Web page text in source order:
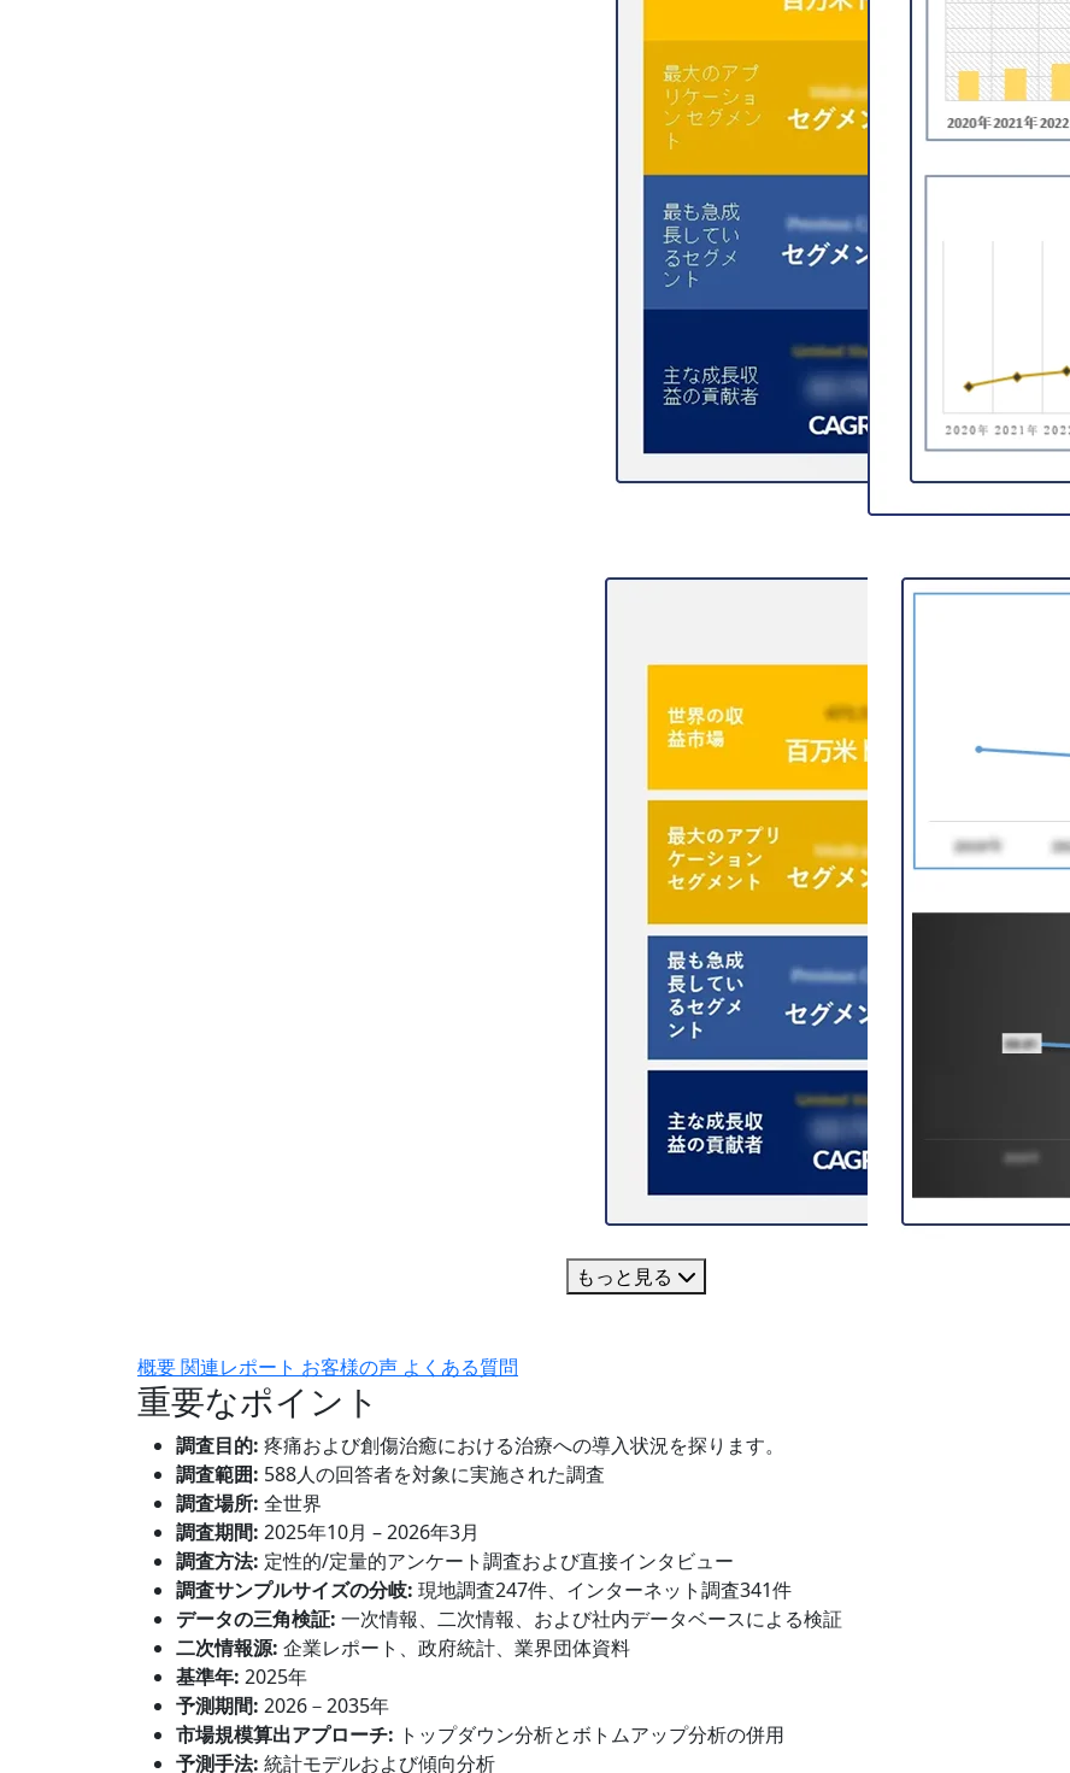
もっと見る
概要関連レポート お客様の声 よくある質問
重要なポイント
調査目的: 疼痛および創傷治癒における治療への導入状況を探ります。
調査範囲: 588人の回答者を対象に実施された調査
調査場所: 全世界
調査期間: 2025年10月 – 2026年3月
調査方法: 定性的/定量的アンケート調査および直接インタビュー
調査サンプルサイズの分岐: 現地調査247件、インターネット調査341件
データの三角検証: 一次情報、二次情報、および社内データベースによる検証
二次情報源: 企業レポート、政府統計、業界団体資料
基準年: 2025年
予測期間: 2026－2035年
市場規模算出アプローチ: トップダウン分析とボトムアップ分析の併用
予測手法: 統計モデルおよび傾向分析